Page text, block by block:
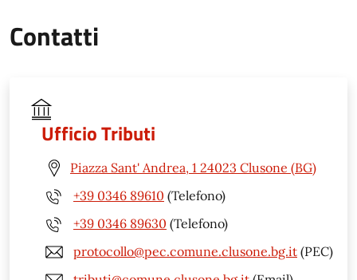
Contatti
Ufficio Tributi
Piazza Sant' Andrea, 1 24023 Clusone (BG)
+39 0346 89610 (Telefono)
+39 0346 89630 (Telefono)
protocollo@pec.comune.clusone.bg.it (PEC)